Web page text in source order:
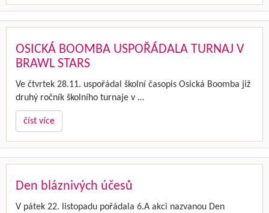
OSICKÁ BOOMBA USPOŘÁDALA TURNAJ V
BRAWL STARS
Ve čtvrtek 28.11. uspořádal školní časopis Osická Boomba již
druhý ročník školního turnaje v …
číst více
Den bláznivých účesů
V pátek 22. listopadu pořádala 6.A akci nazvanou Den